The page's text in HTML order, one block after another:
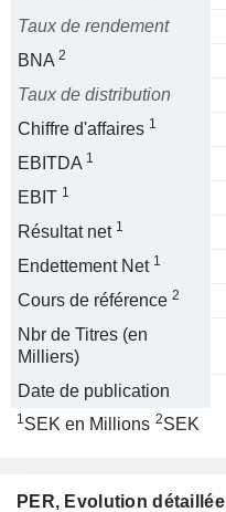
Taux de rendement
BNA 2
Taux de distribution
Chiffre d'affaires 1
EBITDA 1
EBIT 1
Résultat net 1
Endettement Net 1
Cours de référence 2
Nbr de Titres (en
Milliers)
Date de publication
1SEK en Millions 2SEK
PER, Evolution détaillée